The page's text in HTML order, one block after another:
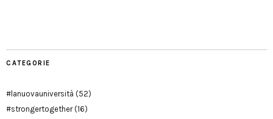
CATEGORIE
#lanuovauniversità (52)
#strongertogether(16)